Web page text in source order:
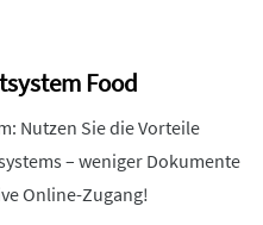
Food
Nutzen Sie die Vorteile
– weniger Dokumente
Online-Zugang!